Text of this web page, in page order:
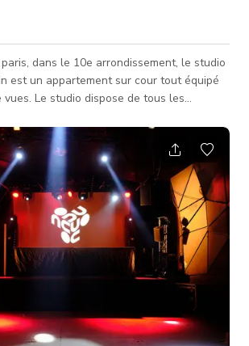
dans le 10e arrondissement, le studio
est un appartement sur cour tout équipé
dispose de tous les
également accès à un grand dressing
Bien équipé avec des meubles
studio offre un décor qui sort de
des meubles du studio sont utilisables